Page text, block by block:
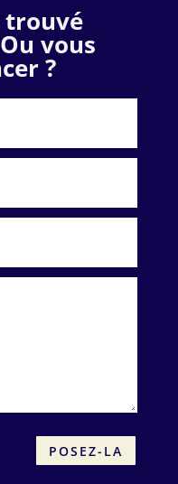
trouvé
vous
?
POSEZ-LA